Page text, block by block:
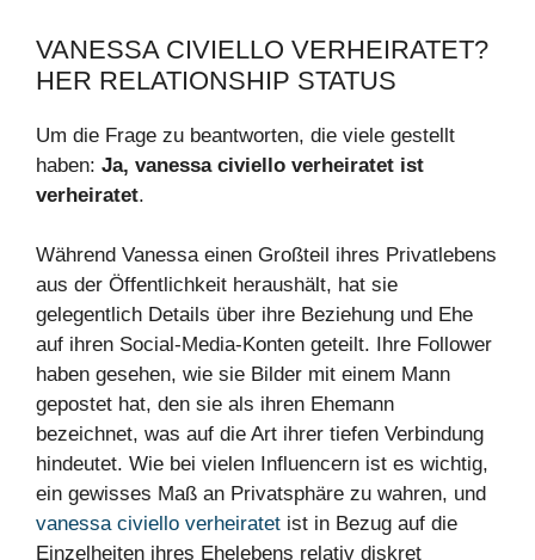
VANESSA CIVIELLO VERHEIRATET?
HER RELATIONSHIP STATUS
Um die Frage zu beantworten, die viele gestellt
haben: Ja, vanessa civiello verheiratet ist
verheiratet.
Während Vanessa einen Großteil ihres Privatlebens
aus der Öffentlichkeit heraushält, hat sie
gelegentlich Details über ihre Beziehung und Ehe
auf ihren Social-Media-Konten geteilt. Ihre Follower
haben gesehen, wie sie Bilder mit einem Mann
gepostet hat, den sie als ihren Ehemann
bezeichnet, was auf die Art ihrer tiefen Verbindung
hindeutet. Wie bei vielen Influencern ist es wichtig,
ein gewisses Maß an Privatsphäre zu wahren, und
vanessa civiello verheiratet ist in Bezug auf die
Einzelheiten ihres Ehelebens relativ diskret